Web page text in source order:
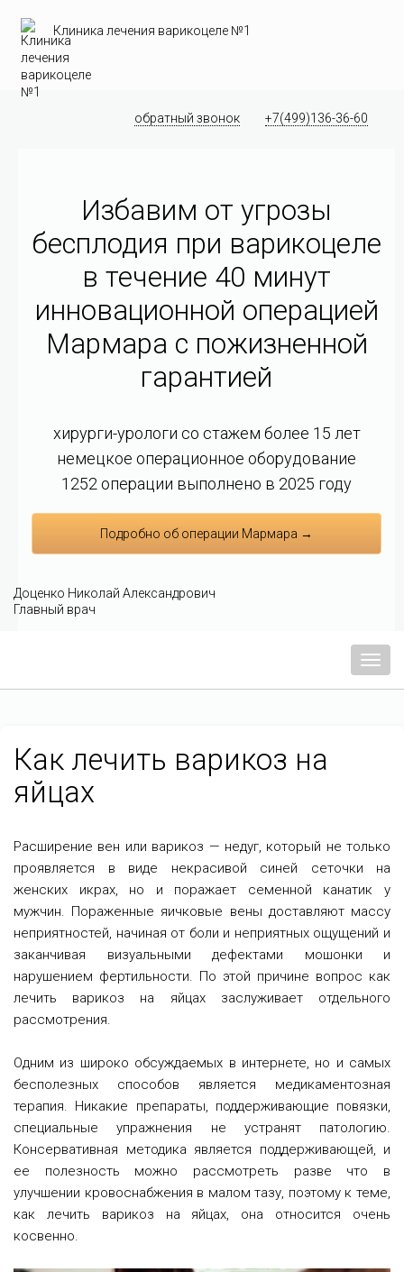
Клиника лечения варикоцеле №1
обратный звонок +7(499)136-36-60
Избавим от угрозы
бесплодия при варикоцеле
в течение 40 минут
инновационной операцией
Мармара c пожизненной
гарантией
хирурги-урологи со стажем более 15 лет
немецкое операционное оборудование
1252 операции выполнено в 2025 году
Подробно об операции Мармара →
Доценко Николай Александрович
Главный врач
Меню
Как лечить варикоз на
яйцах
Расширение вен или варикоз — недуг, который не только
проявляется в виде некрасивой синей сеточки на
женских икрах, но и поражает семенной канатик у
мужчин. Пораженные яичковые вены доставляют массу
неприятностей, начиная от боли и неприятных ощущений и
заканчивая визуальными дефектами мошонки и
нарушением фертильности. По этой причине вопрос как
лечить варикоз на яйцах заслуживает отдельного
рассмотрения.
Одним из широко обсуждаемых в интернете, но и самых
бесполезных способов является медикаментозная
терапия. Никакие препараты, поддерживающие повязки,
специальные упражнения не устранят патологию.
Консервативная методика является поддерживающей, и
ее полезность можно рассмотреть разве что в
улучшении кровоснабжения в малом тазу, поэтому к теме,
как лечить варикоз на яйцах, она относится очень
косвенно.